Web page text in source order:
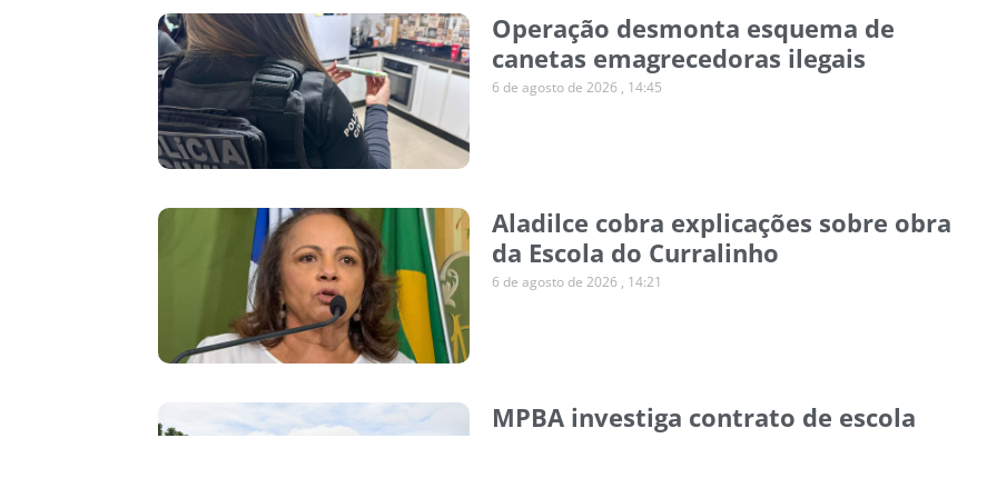
Operação desmonta esquema de
canetas emagrecedoras ilegais
6 de agosto de 2026 14:45
Aladilce cobra explicações sobre obra
da Escola do Curralinho
6 de agosto de 2026 14:21
MPBA investiga contrato de escola